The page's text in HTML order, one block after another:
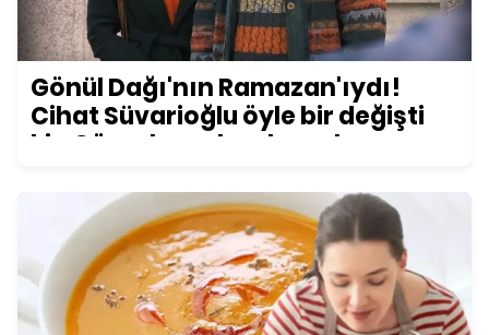
Gönül Dağı'nın Ramazan'ıydı!
Cihat Süvarioğlu öyle bir değişti
ki... Görenler şoke oluyor!